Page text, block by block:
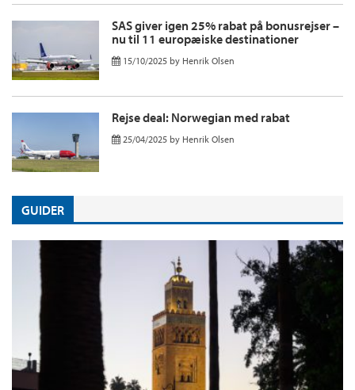
SAS giver igen 25% rabat på bonusrejser –
nu til 11 europæiske destinationer
15/10/2025 by Henrik Olsen
Rejse deal: Norwegian med rabat
25/04/2025 by Henrik Olsen
GUIDER